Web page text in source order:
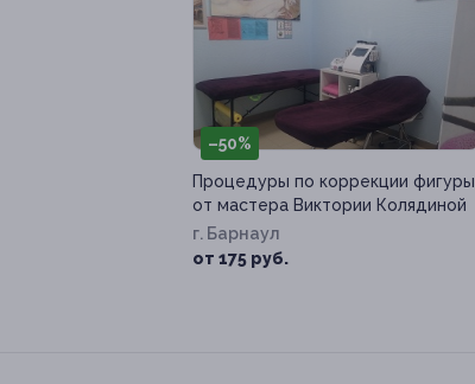
–50%
Процедуры по коррекции фигуры
от мастера Виктории Колядиной
г. Барнаул
от 175 руб.